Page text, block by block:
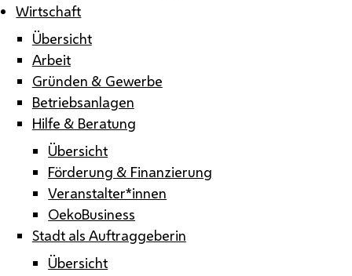
Wirtschaft
Übersicht
Arbeit
Gründen & Gewerbe
Betriebsanlagen
Hilfe & Beratung
Übersicht
Förderung & Finanzierung
Veranstalter*innen
OekoBusiness
Stadt als Auftraggeberin
Übersicht